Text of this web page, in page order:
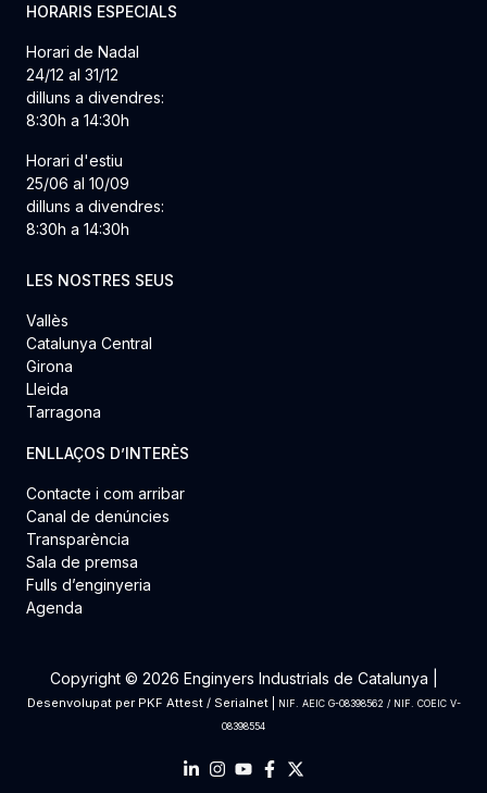
HORARIS ESPECIALS
Horari de Nadal
24/12 al 31/12
dilluns a divendres:
8:30h a 14:30h
Horari d'estiu
25/06 al 10/09
dilluns a divendres:
8:30h a 14:30h
LES NOSTRES SEUS
Vallès
Catalunya Central
Girona
Lleida
Tarragona
ENLLAÇOS D’INTERÈS
Contacte i com arribar
Canal de denúncies
Transparència
Sala de premsa
Fulls d’enginyeria
Agenda
Copyright © 2026 Enginyers Industrials de Catalunya |
Desenvolupat per PKF Attest/ Serialnet|
NIF. AEIC G-08398562 / NIF. COEIC V-
08398554